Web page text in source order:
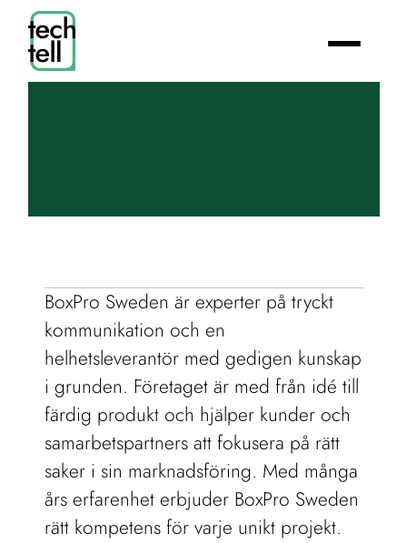
BoxPro Sweden är experter på tryckt
kommunikation och en
helhetsleverantör med gedigen kunskap
i grunden. Företaget är med från idé till
färdig produkt och hjälper kunder och
samarbetspartners att fokusera på rätt
saker i sin marknadsföring. Med många
års erfarenhet erbjuder BoxPro Sweden
rätt kompetens för varje unikt projekt.